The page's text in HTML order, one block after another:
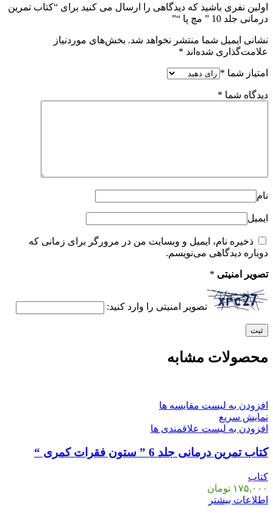
اولین نفری باشید که دیدگاهی را ارسال می کنید برای “کتاب تمرین
درمانی جلد 10 ” مچ پا “”
نشانی ایمیل شما منتشر نخواهد شد. بخش‌های موردنیاز
علامت‌گذاری شده‌اند *
امتیاز شما *
دیدگاه شما *
نام
ایمیل
ذخیره نام، ایمیل و وبسایت من در مرورگر برای زمانی که
دوباره دیدگاهی می‌نویسم.
تصویر امنیتی *
تصویر امنیتی را وارد کنید:
محصولات مشابه
افزودن به لیست مقایسه ها
نمایش سریع
افزودن به لیست علاقمندی ها
کتاب تمرین درمانی جلد 6 ” ستون فقرات کمری “
کتاب
۱۷۵,۰۰۰ تومان
اطلاعات بیشتر